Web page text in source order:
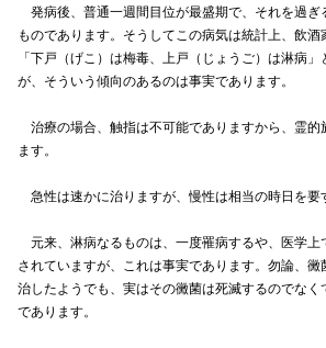
発病後、普通一週間目位が最盛期で、それを過ぎ
ものであります。そうしてこの病気は統計上、飲酒
「下戸（げこ）は梅毒、上戸（じょうご）は淋病
が、そういう傾向のあるのは事実であります。
治療の場合、触指は不可能でありますから、霊的
ます。
急性は速かに治りますが、慢性は相当の時日を要
元来、淋病なるものは、一度罹病するや、医学上
されていますが、これは事実であります。勿論、
治したようでも、実はその黴菌は死滅するのでな
であります。